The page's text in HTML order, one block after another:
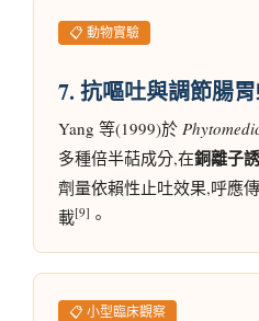
📋 動物實驗
7. 抗嘔吐與調節腸
Yang 等(1999)於
多種倍半萜成分,在銅離子
劑量依賴性止吐效果,呼應
載[9] 。
📋 小型臨床觀察